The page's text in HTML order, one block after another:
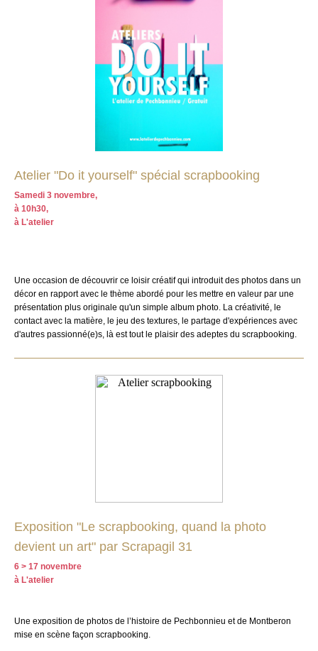
Atelier "Do it yourself" spécial scrapbooking
Samedi 3 novembre,
à 10h30,
à L'atelier
Une occasion de découvrir ce loisir créatif qui introduit des photos dans un
décor en rapport avec le thème abordé pour les mettre en valeur par une
présentation plus originale qu'un simple album photo. La créativité, le
contact avec la matière, le jeu des textures, le partage d'expériences avec
d'autres passionné(e)s, là est tout le plaisir des adeptes du scrapbooking.
Exposition "Le scrapbooking, quand la photo
devient un art" par Scrapagil 31
6 > 17 novembre
à L'atelier
Une exposition de photos de l’histoire de Pechbonnieu et de Montberon
mise en scène façon scrapbooking.